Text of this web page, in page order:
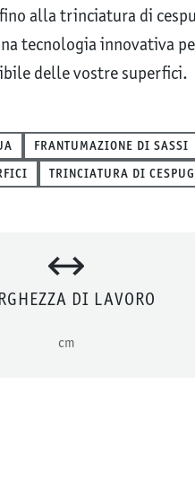
alla trinciatura di
tecnologia innovativa
delle vostre superfici.
FRANTUMAZIONE DI SASSI
TRINCIATURA DI
DI LAVORO
cm